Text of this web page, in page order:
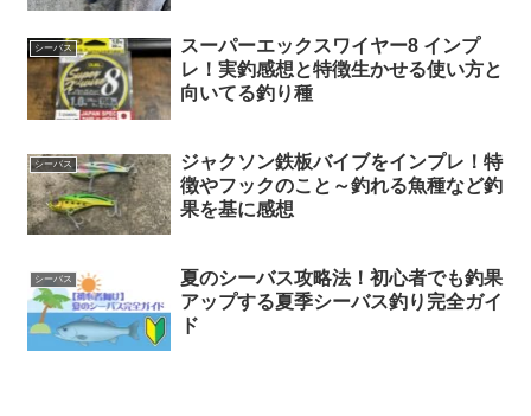
シーバス
スーパーエックスワイヤー8 インプ
レ！実釣感想と特徴生かせる使い方と
向いてる釣り種
シーバス
ジャクソン鉄板バイブをインプレ！特
徴やフックのこと～釣れる魚種など釣
果を基に感想
シーバス
夏のシーバス攻略法！初心者でも釣果
アップする夏季シーバス釣り完全ガイ
ド